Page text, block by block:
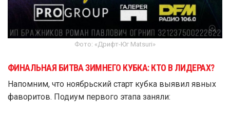
Фото: «Дрифт-Юг Matsuri»
ФИНАЛЬНАЯ БИТВА ЗИМНЕГО КУБКА: КТО В ЛИДЕРАХ?
Напомним, что ноябрьский старт кубка выявил явных
фаворитов. Подиум первого этапа заняли: